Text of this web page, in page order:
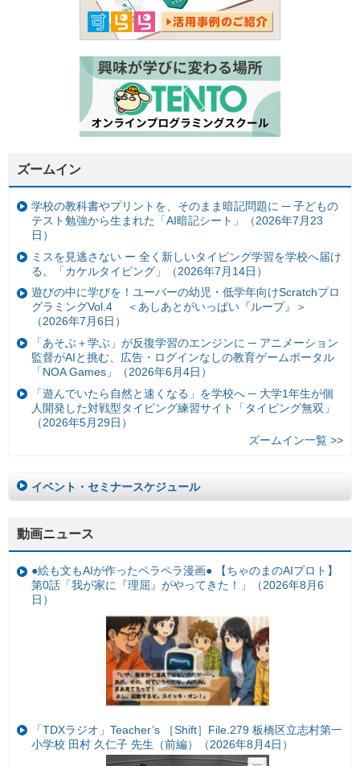
ズームイン
学校の教科書やプリントを、そのまま暗記問題に ─ 子どもの
テスト勉強から生まれた「AI暗記シート」（2026年7月23
日）
ミスを見逃さない ー 全く新しいタイピング学習を学校へ届け
る。「カケルタイピング」（2026年7月14日）
遊びの中に学びを！ユーバーの幼児・低学年向けScratchプロ
グラミングVol.4 ＜あしあとがいっぱい『ループ』＞
（2026年7月6日）
「あそぶ＋学ぶ」が反復学習のエンジンに ─ アニメーション
監督がAIと挑む、広告・ログインなしの教育ゲームポータル
「NOA Games」（2026年6月4日）
「遊んでいたら自然と速くなる」を学校へ ─ 大学1年生が個
人開発した対戦型タイピング練習サイト「タイピング無双」
（2026年5月29日）
ズームイン一覧 >>
イベント・セミナースケジュール
動画ニュース
●絵も文もAIが作ったペラペラ漫画● 【ちゃのまのAIプロト】
第0話「我が家に『理屈』がやってきた！」（2026年8月6
日）
「TDXラジオ」Teacher’s ［Shift］File.279 板橋区立志村第一
小学校 田村 久仁子 先生（前編）（2026年8月4日）